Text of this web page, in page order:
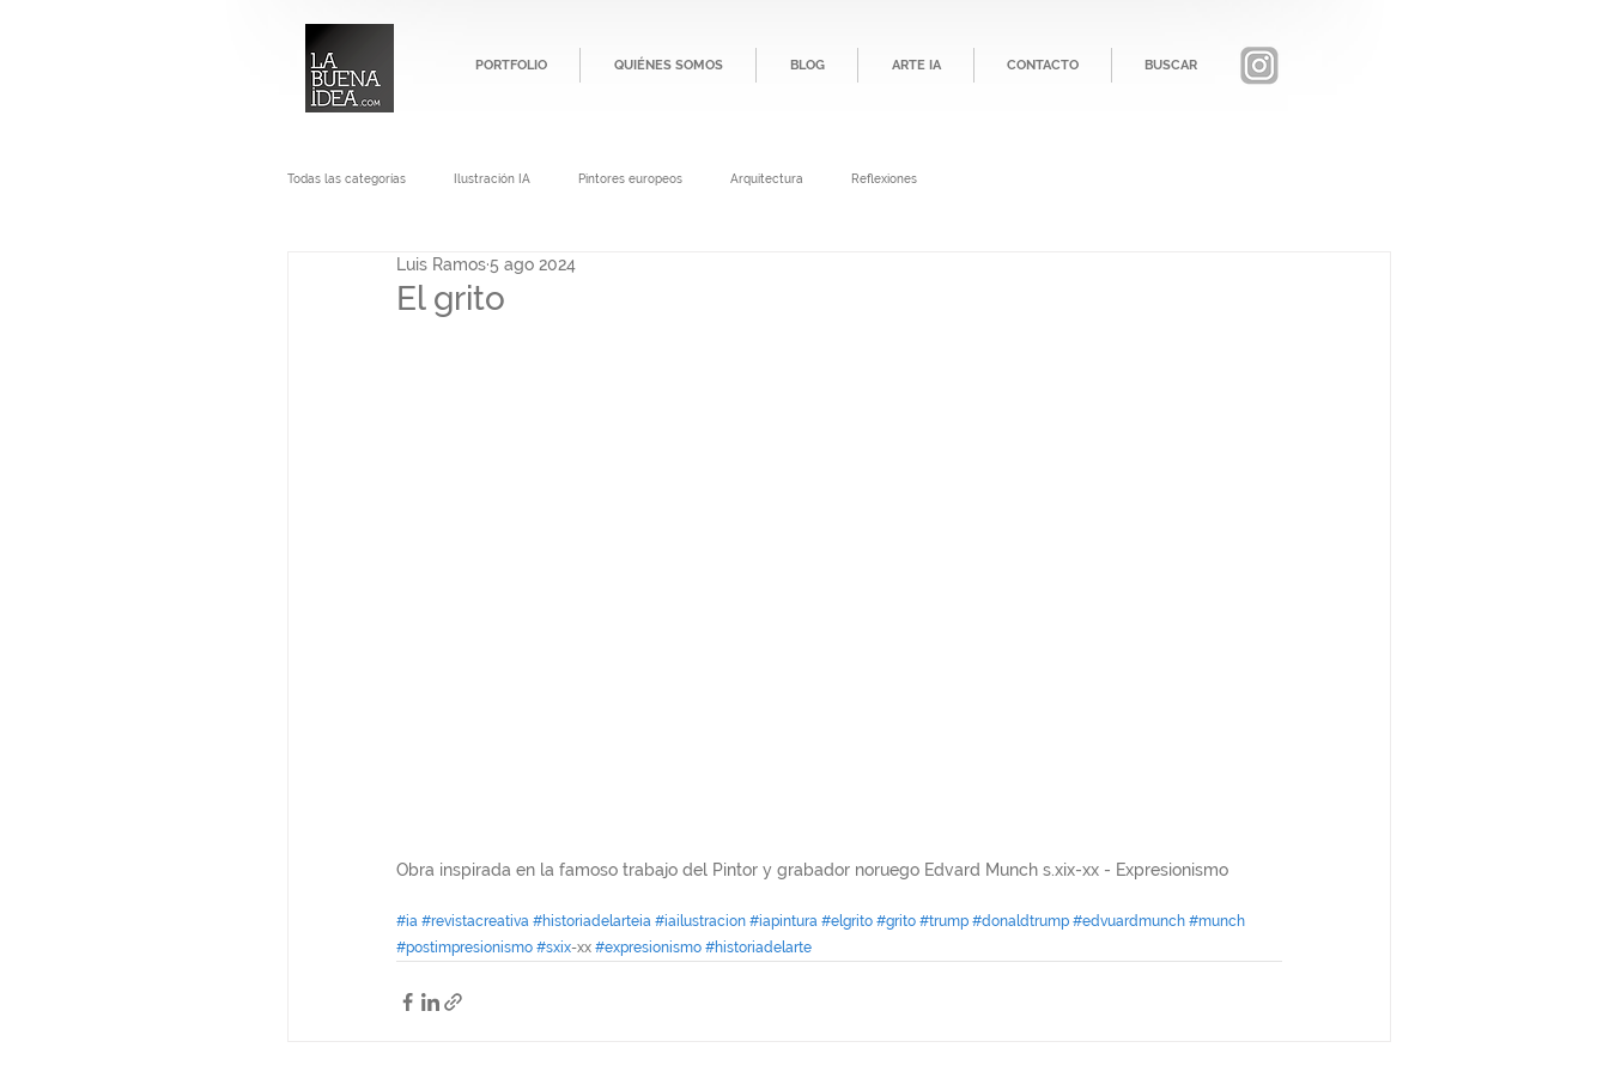
PORTFOLIO QUIÉNES SOMOS BLOG ARTE IA CONTACTO BUSCAR
Todas las categorías Ilustración IA Pintores europeos Arquitectura Reflexiones
El grito
Luis Ramos5 ago 2024
Obra inspirada en la famoso trabajo del Pintor y grabador noruego Edvard Munch s.xix-xx - Expresionismo
#ia #revistacreativa #historiadelarteia #iailustracion #iapintura #elgrito #grito #trump #donaldtrump #edvuardmunch #munch
#postimpresionismo #sxix-xx #expresionismo #historiadelarte